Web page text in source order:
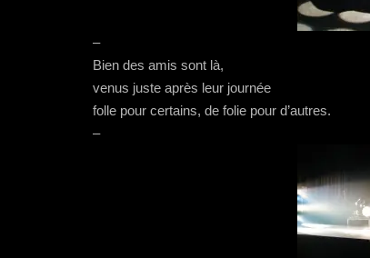
–
Bien des amis sont là,
venus juste après leur journée
folle pour certains, de folie pour d’autres.
–